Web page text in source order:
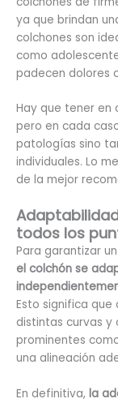
ya que brindan
colchones son
como
padecen dolores
Hay que tener en
pero en cada
patologías sino
individuales. Lo
de la mejor
todos los
Para garantizar un
el colchón se
Esto significa
distintas curvas y
prominentes
una alineación
En definitiva, la